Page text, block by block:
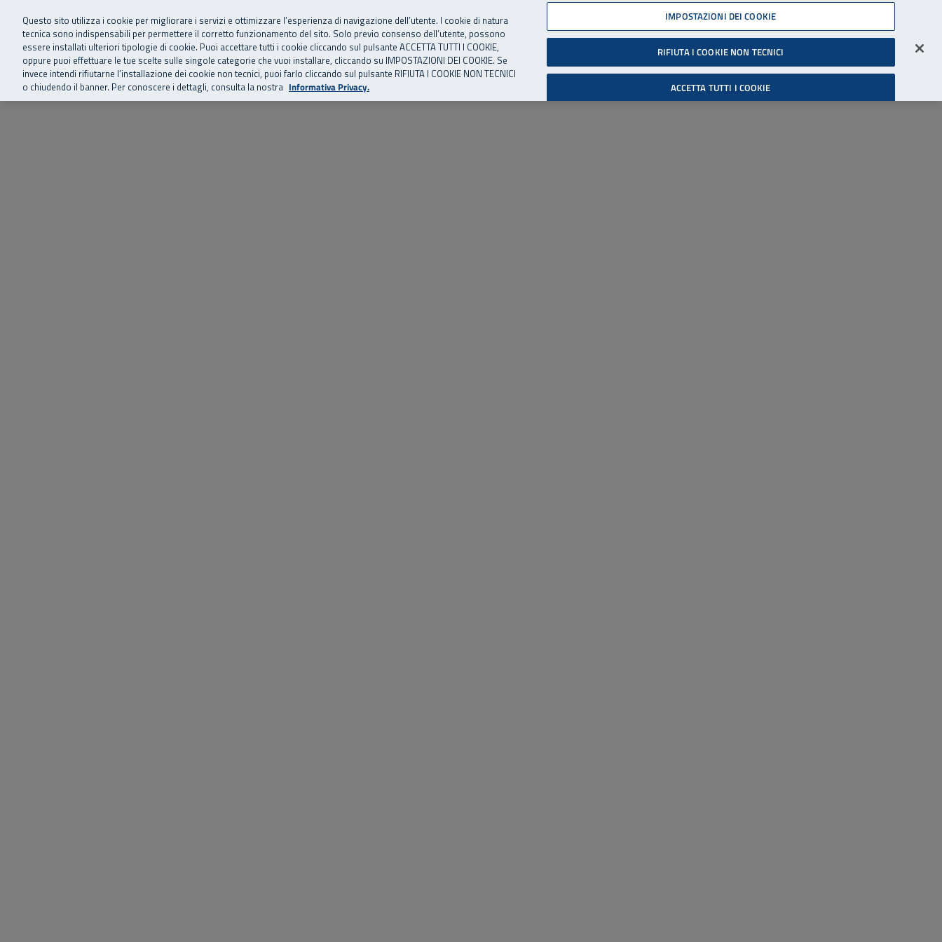
Vai al menu principale
Vai al contenuto principale
Vai al Footer 06 45539607
SuperAbile - il Contact Center Inail per il mondo della disabilità
Home Chi siamo Storie, news ed eventi Risorse utili Supporto Accessibilità
Cerca
Accedi all'area riservata
Questo sito utilizza i cookie per migliorare i servizi e ottimizzare l’esperienza di navigazione dell’utente. I cookie di natura
tecnica sono indispensabili per permettere il corretto funzionamento del sito. Solo previo consenso dell’utente, possono
essere installati ulteriori tipologie di cookie. Puoi accettare tutti i cookie cliccando sul pulsante ACCETTA TUTTI I COOKIE,
oppure puoi effettuare le tue scelte sulle singole categorie che vuoi installare, cliccando su IMPOSTAZIONI DEI COOKIE. Se
invece intendi rifiutarne l’installazione dei cookie non tecnici, puoi farlo cliccando sul pulsante RIFIUTA I COOKIE NON TECNICI
o chiudendo il banner. Per conoscere i dettagli, consulta la nostra Informativa Privacy.
IMPOSTAZIONI DEI COOKIE
RIFIUTA I COOKIE NON TECNICI
ACCETTA TUTTI I COOKIE